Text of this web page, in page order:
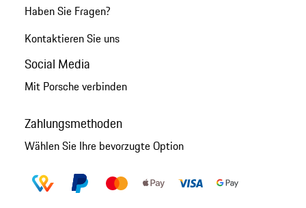
Haben Sie Fragen?
Kontaktieren Sie uns
Social Media
Mit Porsche verbinden
Zahlungsmethoden
Wählen Sie Ihre bevorzugte Option